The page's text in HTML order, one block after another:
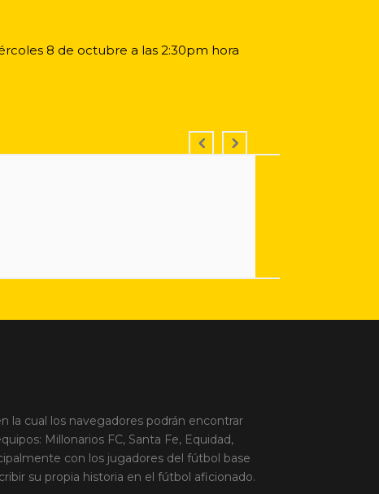
8 de octubre a las 2:30pm hora
la cual los navegadores podrán encontrar
Millonarios FC, Santa Fe, Equidad,
con los jugadores del fútbol base
su propia historia en el fútbol aficionado.